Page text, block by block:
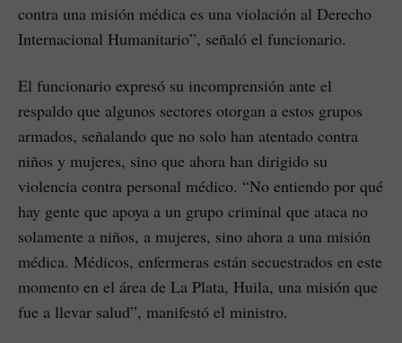
contra una misión médica es una violación al Derecho
Internacional Humanitario”, señaló el funcionario.
El funcionario expresó su incomprensión ante el
respaldo que algunos sectores otorgan a estos grupos
armados, señalando que no solo han atentado contra
niños y mujeres, sino que ahora han dirigido su
violencia contra personal médico. “No entiendo por qué
hay gente que apoya a un grupo criminal que ataca no
solamente a niños, a mujeres, sino ahora a una misión
médica. Médicos, enfermeras están secuestrados en este
momento en el área de La Plata, Huila, una misión que
fue a llevar salud”, manifestó el ministro.